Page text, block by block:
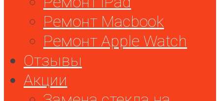
Ремонт Macbook
Ремонт Apple Watch
Отзывы
Акции